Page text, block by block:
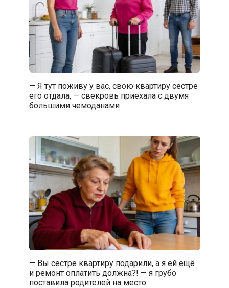
— Я тут поживу у вас, свою квартиру сестре
его отдала, — свекровь приехала с двумя
большими чемоданами
— Вы сестре квартиру подарили, а я ей ещё
и ремонт оплатить должна?! — я грубо
поставила родителей на место